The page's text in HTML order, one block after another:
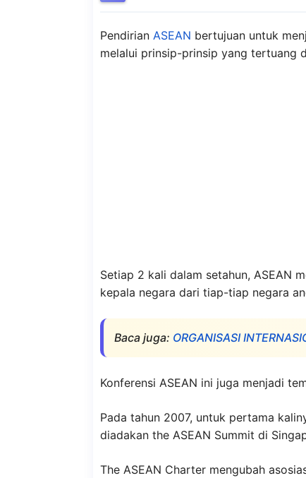
Pendirian ASEAN bertujuan untuk
melalui prinsip-prinsip yang tertuang
Setiap 2 kali dalam setahun, ASEAN
kepala negara dari tiap-tiap negara
Baca juga: ORGANISASI
Konferensi ASEAN ini juga menjadi
Pada tahun 2007, untuk pertama
diadakan the ASEAN Summit di
The ASEAN Charter mengubah